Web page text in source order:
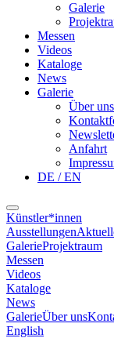
Galerie
Messen
Videos
Kataloge
News
Galerie
Über uns
Anfahrt
DE / EN
Künstler*innen
Ausstellungen
GalerieProjektraum
Messen
Videos
Kataloge
News
GalerieÜber uns
English